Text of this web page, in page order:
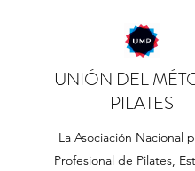
UNIÓN DEL
PILATES
La Asociación Nacional
Profesional de Pilates,